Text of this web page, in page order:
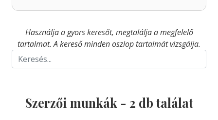
Használja a gyors keresőt, megtalálja a megfelelő
tartalmat. A kereső minden oszlop tartalmát vizsgálja.
Szerzői munkák - 2 db találat